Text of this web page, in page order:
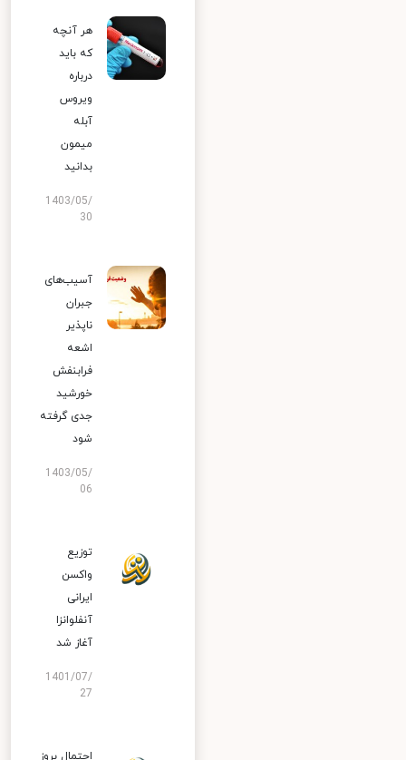
هر آنچه
که باید
درباره
ویروس
آبله
میمون
بدانید
1403/05/
30
آسیب‌های
جبران
ناپذیر
اشعه
فرابنفش
خورشید
جدی گرفته
شود
1403/05/
06
توزیع
واکسن
ایرانی
آنفلوانزا
آغاز شد
1401/07/
27
احتمال بروز